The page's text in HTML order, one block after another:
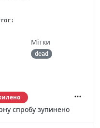
Мітки
dead
спробу зупинено